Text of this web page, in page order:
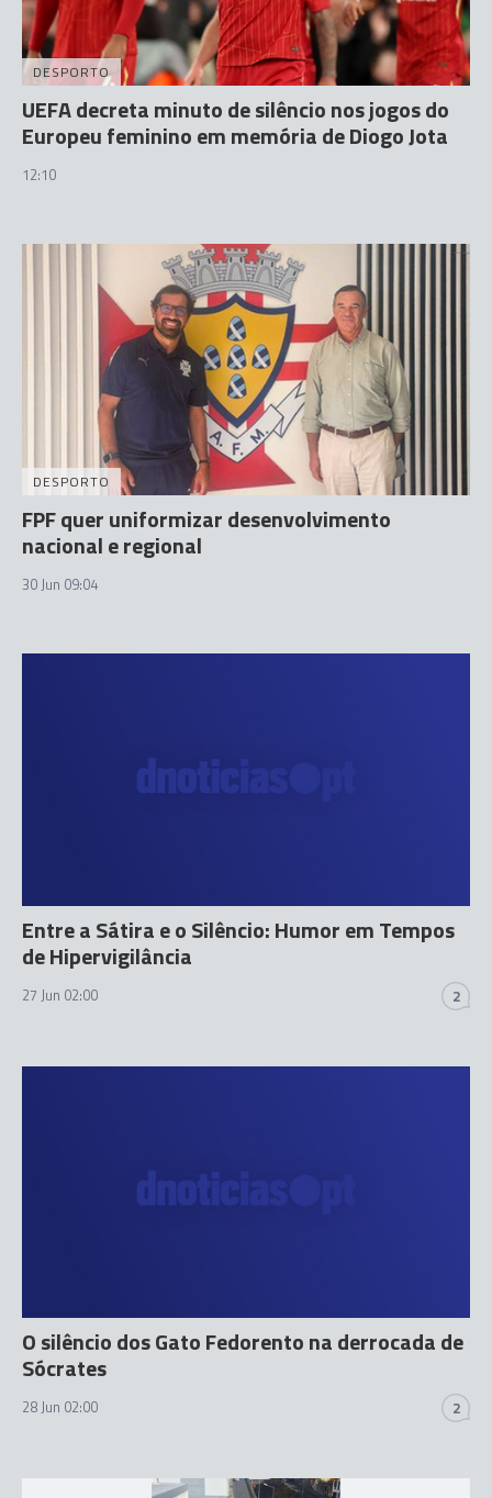
DESPORTO
UEFA decreta minuto de silêncio nos jogos do
Europeu feminino em memória de Diogo Jota
12:10
DESPORTO
FPF quer uniformizar desenvolvimento
nacional e regional
30 Jun 09:04
Entre a Sátira e o Silêncio: Humor em Tempos
de Hipervigilância
27 Jun 02:00 2
O silêncio dos Gato Fedorento na derrocada de
Sócrates
28 Jun 02:00 2